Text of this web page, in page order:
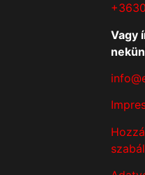
Vagy